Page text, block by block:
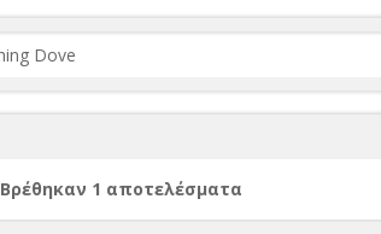
Βρέθηκαν 1 αποτελέσματα